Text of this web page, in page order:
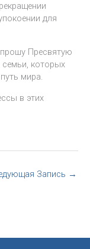
для
Пресвятую
семьи, которых
мира.
в этих
Запись →